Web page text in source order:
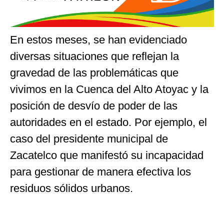
En estos meses, se han evidenciado
diversas situaciones que reflejan la
gravedad de las problemáticas que
vivimos en la Cuenca del Alto Atoyac y la
posición de desvío de poder de las
autoridades en el estado. Por ejemplo, el
caso del presidente municipal de
Zacatelco que manifestó su incapacidad
para gestionar de manera efectiva los
residuos sólidos urbanos.